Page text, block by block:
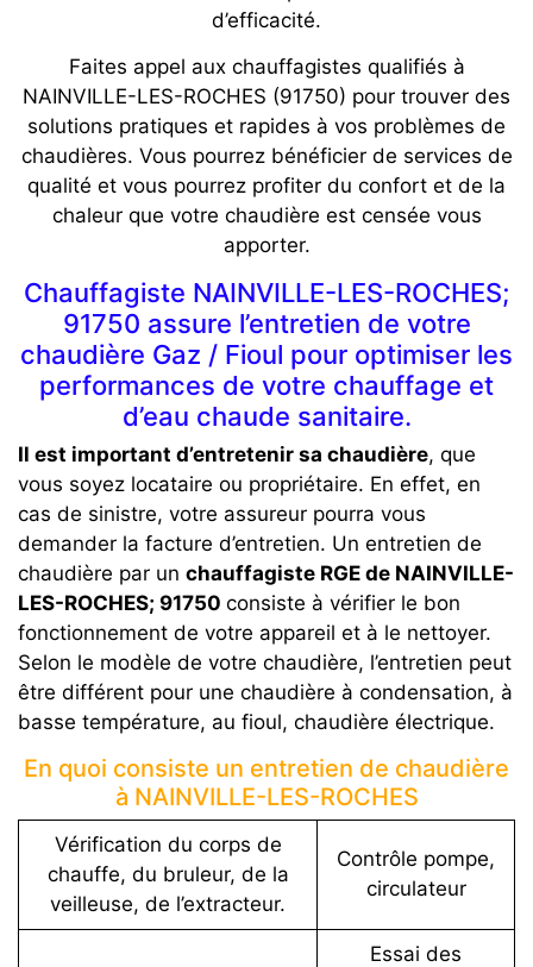
d’efficacité.
Faites appel aux chauffagistes qualifiés à
NAINVILLE-LES-ROCHES (91750) pour trouver des
solutions pratiques et rapides à vos problèmes de
chaudières. Vous pourrez bénéficier de services de
qualité et vous pourrez profiter du confort et de la
chaleur que votre chaudière est censée vous
apporter.
Chauffagiste NAINVILLE-LES-ROCHES;
91750 assure l’entretien de votre
chaudière Gaz / Fioul pour optimiser les
performances de votre chauffage et
d’eau chaude sanitaire.
Il est important d’entretenir sa chaudière, que
vous soyez locataire ou propriétaire. En effet, en
cas de sinistre, votre assureur pourra vous
demander la facture d’entretien. Un entretien de
chaudière par un chauffagiste RGE de NAINVILLE-
LES-ROCHES; 91750 consiste à vérifier le bon
fonctionnement de votre appareil et à le nettoyer.
Selon le modèle de votre chaudière, l’entretien peut
être différent pour une chaudière à condensation, à
basse température, au fioul, chaudière électrique.
En quoi consiste un entretien de chaudière
à NAINVILLE-LES-ROCHES
Vérification du corps de
chauffe, du bruleur, de la
veilleuse, de l’extracteur.
Contrôle pompe,
circulateur
Essai des